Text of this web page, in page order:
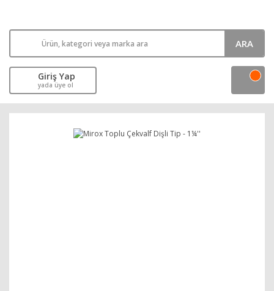
ARA
Giriş Yap
yada üye ol